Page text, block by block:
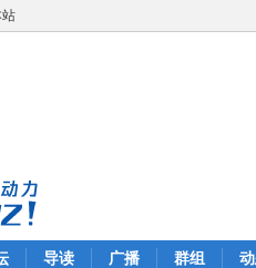
导读 广播 群组